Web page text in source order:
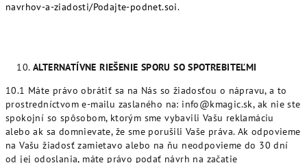
navrhov-a-ziadosti/Podajte-podnet.soi.
ALTERNATÍVNE RIEŠENIE SPORU SO SPOTREBITEĽMI
10.1 Máte právo obrátiť sa na Nás so žiadosťou o nápravu, a to
prostredníctvom e-mailu zaslaného na: info@kmagic.sk, ak nie ste
spokojní so spôsobom, ktorým sme vybavili Vašu reklamáciu
alebo ak sa domnievate, že sme porušili Vaše práva. Ak odpovieme
na Vašu žiadosť zamietavo alebo na ňu neodpovieme do 30 dní
od jej odoslania, máte právo podať návrh na začatie